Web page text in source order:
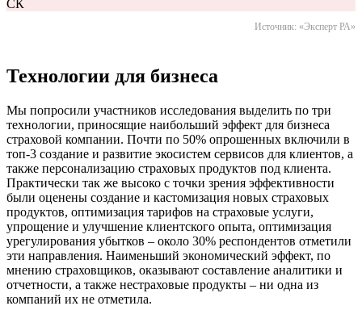
СК
Источник: «Эксперт РА»
Технологии для бизнеса
Мы попросили участников исследования выделить по три
технологии, приносящие наибольший эффект для бизнеса
страховой компании. Почти по 50% опрошенных включили в
топ-3 создание и развитие экосистем сервисов для клиентов, а
также персонализацию страховых продуктов под клиента.
Практически так же высоко с точки зрения эффективности
были оценены создание и кастомизация новых страховых
продуктов, оптимизация тарифов на страховые услуги,
упрощение и улучшение клиентского опыта, оптимизация
урегулирования убытков – около 30% респондентов отметили
эти направления. Наименьший экономический эффект, по
мнению страховщиков, оказывают составление аналитики и
отчетности, а также нестраховые продукты – ни одна из
компаний их не отметила.